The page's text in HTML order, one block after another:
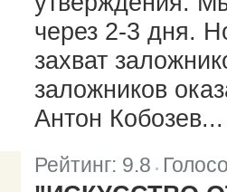
через 2-3 дня.
захват
заложников
Антон Кобозев...
Рейтинг: 9.8